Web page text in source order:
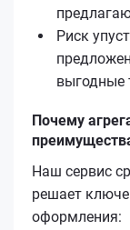
Риск
выгодные
Почему
Наш сервис
решает
оформления: